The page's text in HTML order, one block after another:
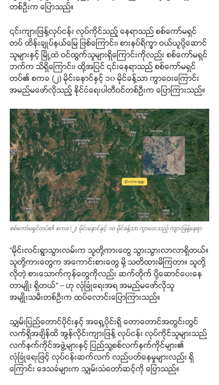
တစ်ဦးက ပြောသည်။
၎င်းကျားဖြန့်လုပ်ငန်း လုပ်ကိုင်သည့် နေရာသည် စစ်ကော်မရှင်
တပ် ထိန်းချုပ်နယ်မြေ ဖြစ်ကြောင်း၊ စားနပ်ရိက္ခာ ဝယ်ယူပို့ဆောင်
သူများနှင့် မြို့ထဲ ဝင်ထွက်သူများရှိကြောင်းကိုလည်း စစ်ကော်မရှင်
ဘက်က သိရှိကြောင်း၊ ထို့အပြင် ၎င်းနေရာသည် စစ်ကော်မရှင်
တပ်၏ စကခ (၂) မိုင်းနောင်နှင့် ၁၀ မိုင်ခန့်သာ ကွာဝေးကြောင်း
အမည်မဖော်လိုသည့် နိုင်ငံရေးပါတီဝင်တစ်ဦးက ပြောကြားသည်။
စစ်ကော်မရှင်တပ်၏ စကခ (၂) မိုင်းနောင်နှင့် ၁၀ မိုင်ခန့်သာ ကွာဝေးသည့် ကျားဖြန့်နေရာ
“မိုင်းလင်းရွာသွားလမ်းက သူတို့ကားတွေ သွားသွားလာလာရှိတယ်။
သူတို့ကားတွေက အကောင်းစားတွေ မို့ သတိထားမိကြတာ။ သူတို့
လိုတဲ့ စားသောက်ကုန်တွေကိုလည်း ဆက်တိုက် ပို့ဆောင်ပေးနေ
တာမျိုး ရှိတယ်” – ဟု လုံခြုံရေးအရ အမည်မဖော်လိုသူ
အမျိုးသမီးတစ်ဦးက ထပ်လောင်းပြောကြားသည်။
သျှမ်းပြည်တောင်ပိုင်းနှင့် အရှေ့ပိုင်းရှိ တောတောင်အတွင်းတွင်
လက်ရှိအချိန်ထိ အွန်လိုင်းကျားဖြန့် လုပ်ငန်း လုပ်ကိုင်သူများသည်
လက်နက်ကိုင်အဖွဲ့များနှင့် ပြည်သူ့စစ်လက်နက်ကိုင်များ၏
လုံခြုံရေးဖြင့် လုပ်ငန်းဆက်လက် လည်ပတ်နေမှုများလည်း ရှိ
ကြောင်း ဒေသခံများက သျှမ်းသံတော်ဆင့်ကို ပြောသည်။